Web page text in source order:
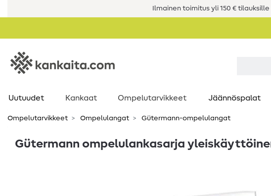
Ilmainen toimitus yli 150 € tilauksille
Uutuudet Kankaat Ompelutarvikkeet Jäännöspalat
Ompelutarvikkeet Ompelulangat Gütermann-ompelulangat
Gütermann ompelulankasarja